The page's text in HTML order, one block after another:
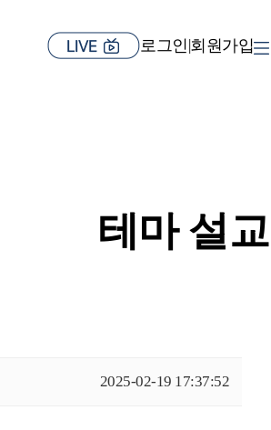
로그인 |회원가입
테마 설교
2025-02-19 17:37:52